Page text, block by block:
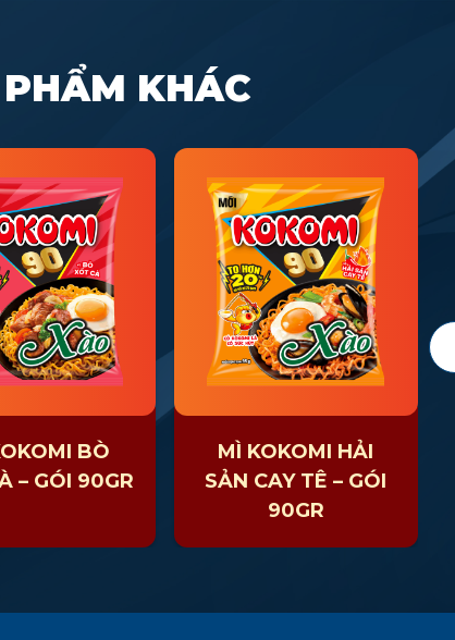
KHÁC
BÒ
– GÓI 90GR
MÌ KOKOMI HẢI
SẢN CAY TÊ – GÓI
90GR